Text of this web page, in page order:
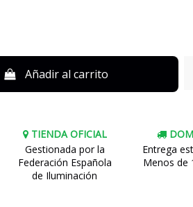
Añadir al carrito
TIENDA OFICIAL
Gestionada por la
Federación Española
de Iluminación
Entrega
Menos de